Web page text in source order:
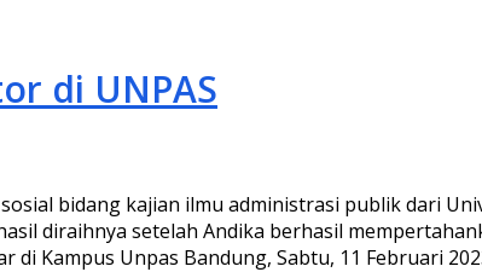
di UNPAS
bidang kajian ilmu administrasi publik dari
diraihnya setelah Andika berhasil
Kampus Unpas Bandung, Sabtu, 11 Februari